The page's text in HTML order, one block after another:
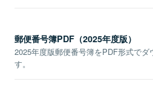
郵便番号簿PDF（2025年度版）
2025年度版郵便番号簿をPDF形式でダ
す。